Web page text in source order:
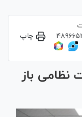
چاپ
نظامی باز